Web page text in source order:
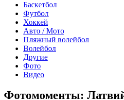
Баскетбол
Футбол
Хоккей
Авто / Мото
Пляжный волейбол
Волейбол
Другие
Фото
Видео
Фотомоменты: